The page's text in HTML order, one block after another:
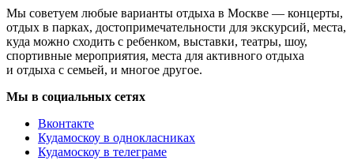
Мы советуем любые варианты отдыха в Москве — концерты,
отдых в парках, достопримечательности для экскурсий, места,
куда можно сходить с ребенком, выставки, театры, шоу,
спортивные мероприятия, места для активного отдыха
и отдыха с семьей, и многое другое.
Мы в социальных сетях
Вконтакте
Кудамоскоу в однокласниках
Кудамоскоу в телеграме